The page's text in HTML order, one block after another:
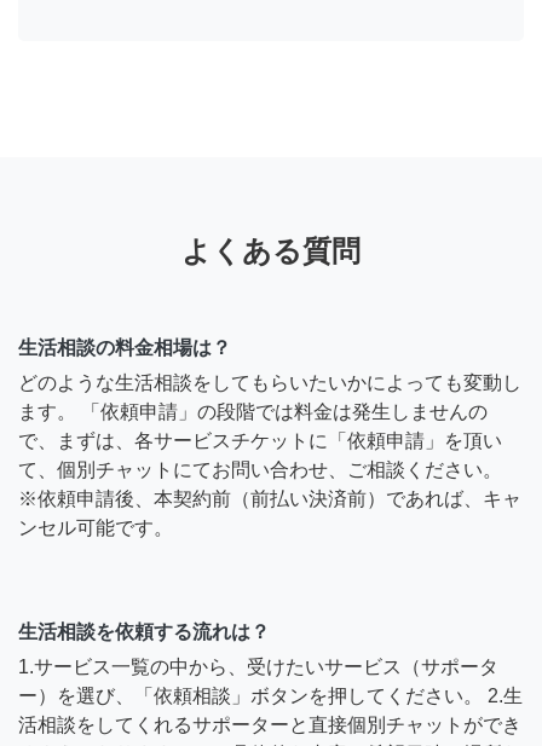
よくある質問
生活相談の料金相場は？
どのような生活相談をしてもらいたいかによっても変動し
ます。 「依頼申請」の段階では料金は発生しませんの
で、まずは、各サービスチケットに「依頼申請」を頂い
て、個別チャットにてお問い合わせ、ご相談ください。
※依頼申請後、本契約前（前払い決済前）であれば、キャ
ンセル可能です。
生活相談を依頼する流れは？
1.サービス一覧の中から、受けたいサービス（サポータ
ー）を選び、「依頼相談」ボタンを押してください。 2.生
活相談をしてくれるサポーターと直接個別チャットができ